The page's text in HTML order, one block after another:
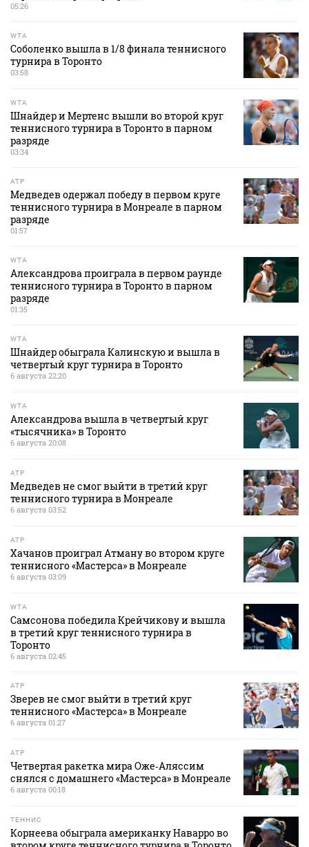
05:26
WTA
Соболенко вышла в 1/8 финала теннисного
турнира в Торонто
03:58
WTA
Шнайдер и Мертенс вышли во второй круг
теннисного турнира в Торонто в парном
разряде
03:34
ATP
Медведев одержал победу в первом круге
теннисного турнира в Монреале в парном
разряде
01:57
WTA
Александрова проиграла в первом раунде
теннисного турнира в Торонто в парном
разряде
01:35
WTA
Шнайдер обыграла Калинскую и вышла в
четвертый круг турнира в Торонто
6 августа 22:20
WTA
Александрова вышла в четвертый круг
«тысячника» в Торонто
6 августа 20:08
ATP
Медведев не смог выйти в третий круг
теннисного турнира в Монреале
6 августа 03:52
ATP
Хачанов проиграл Атману во втором круге
теннисного «Мастерса» в Монреале
6 августа 03:09
WTA
Самсонова победила Крейчикову и вышла
в третий круг теннисного турнира в
Торонто
6 августа 02:45
ATP
Зверев не смог выйти в третий круг
теннисного «Мастерса» в Монреале
6 августа 01:27
ATP
Четвертая ракетка мира Оже‑Аляссим
снялся с домашнего «Мастерса» в Монреале
6 августа 00:18
ТЕННИС
Корнеева обыграла американку Наварро во